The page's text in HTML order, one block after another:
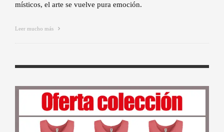
místicos, el arte se vuelve pura emoción.
Leer mucho más